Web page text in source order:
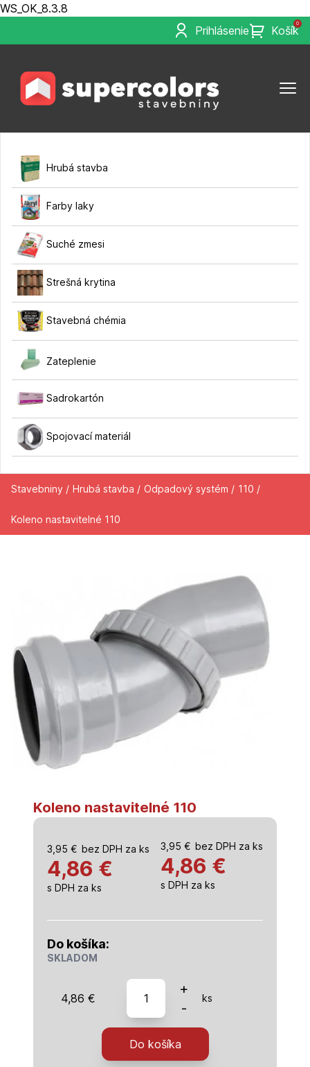
WS_OK_8.3.8
Prihlásenie
0
Košík
Hrubá stavba
Farby laky
Suché zmesi
Strešná krytina
Stavebná chémia
Zateplenie
Sadrokartón
Spojovací materiál
Stavebniny / Hrubá stavba / Odpadový systém / 110 /
Koleno nastavitelné 110
Koleno nastavitelné 110
3,95 € bez DPH za ks
4,86 €
s DPH za ks
3,95 € bez DPH za ks
4,86 €
s DPH za ks
Do košíka:
SKLADOM
4,86 €
množstvo
Koleno
nastavitelné
110
+
-
ks
Do košíka